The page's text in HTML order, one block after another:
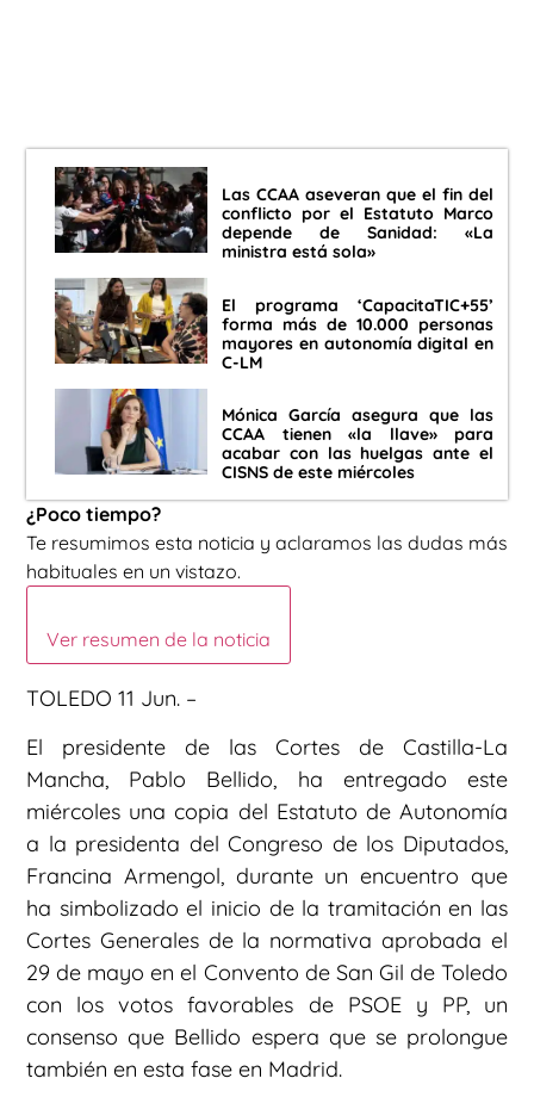
Las CCAA aseveran que el fin del
conflicto por el Estatuto Marco
depende de Sanidad: «La
ministra está sola»
El programa ‘CapacitaTIC+55’
forma más de 10.000 personas
mayores en autonomía digital en
C-LM
Mónica García asegura que las
CCAA tienen «la llave» para
acabar con las huelgas ante el
CISNS de este miércoles
¿Poco tiempo?
Te resumimos esta noticia y aclaramos las dudas más
habituales en un vistazo.
Ver resumen de la noticia
TOLEDO 11 Jun. –
El presidente de las Cortes de Castilla-La
Mancha, Pablo Bellido, ha entregado este
miércoles una copia del Estatuto de Autonomía
a la presidenta del Congreso de los Diputados,
Francina Armengol, durante un encuentro que
ha simbolizado el inicio de la tramitación en las
Cortes Generales de la normativa aprobada el
29 de mayo en el Convento de San Gil de Toledo
con los votos favorables de PSOE y PP, un
consenso que Bellido espera que se prolongue
también en esta fase en Madrid.